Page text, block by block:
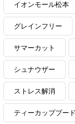
イオンモール松本
グレインフリー
サマーカット
シュナウザー
ストレス解消
ティーカッププー